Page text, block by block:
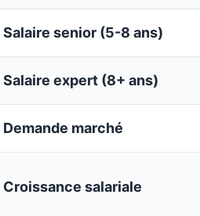
Salaire senior (5-8 ans)
Salaire expert (8+ ans)
Demande marché
Croissance salariale